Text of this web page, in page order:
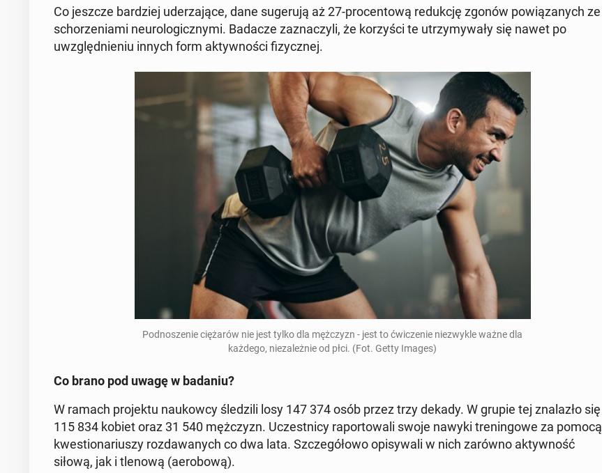
Co jeszcze bar­dziej ude­rza­ją­ce, dane su­ge­ru­ją aż 27-pro­cen­to­wą re­duk­cję zgonów po­wią­za­nych ze
scho­rze­nia­mi neu­ro­lo­gicz­ny­mi. Badacze za­zna­czy­li, że ko­rzy­ści te utrzy­my­wa­ły się nawet po
uwzględ­nie­niu innych form ak­tyw­no­ści fi­zycz­nej.
Pod­no­sze­nie cię­ża­rów nie jest tylko dla męż­czyzn - jest to ćwi­cze­nie nie­zwy­kle ważne dla
każdego, nie­za­leż­nie od płci. (Fot. Getty Images)
Co brano pod uwagę w badaniu?
W ramach pro­jek­tu na­ukow­cy śle­dzi­li losy 147 374 osób przez trzy dekady. W grupie tej zna­la­zło się
115 834 kobiet oraz 31 540 męż­czyzn. Uczest­ni­cy ra­por­to­wa­li swoje nawyki tre­nin­go­we za pomocą
kwe­stio­na­riu­szy roz­da­wa­nych co dwa lata. Szcze­gó­ło­wo opi­sy­wa­li w nich zarówno ak­tyw­ność
siłową, jak i tlenową (ae­ro­bo­wą).